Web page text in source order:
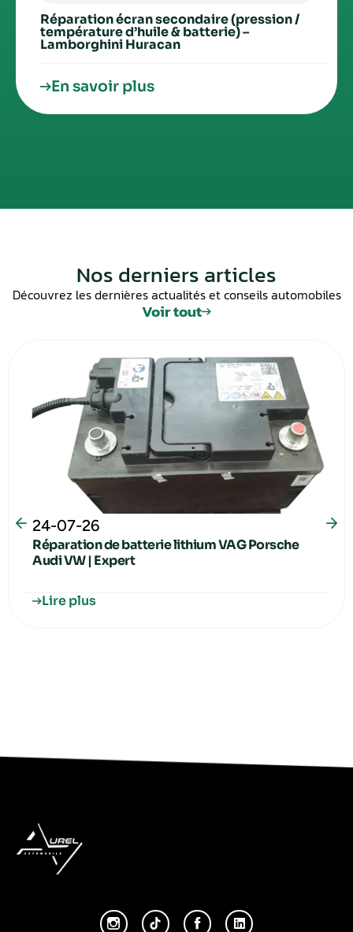
Réparation écran secondaire (pression /
température d’huile & batterie) –
Lamborghini Huracan
En savoir plus
Nos derniers articles
Découvrez les dernières actualités et conseils automobiles
Voir tout
24-07-26
Réparation de batterie lithium VAG Porsche
Audi VW | Expert
Lire plus